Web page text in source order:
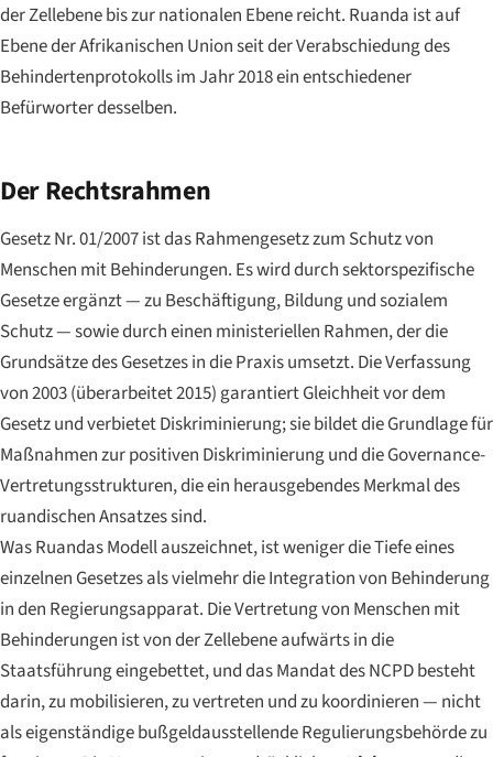
der Zellebene bis zur nationalen Ebene reicht. Ruanda ist auf
Ebene der Afrikanischen Union seit der Verabschiedung des
Behindertenprotokolls im Jahr 2018 ein entschiedener
Befürworter desselben.
Der Rechtsrahmen
Gesetz Nr. 01/2007 ist das Rahmengesetz zum Schutz von
Menschen mit Behinderungen. Es wird durch sektorspezifische
Gesetze ergänzt — zu Beschäftigung, Bildung und sozialem
Schutz — sowie durch einen ministeriellen Rahmen, der die
Grundsätze des Gesetzes in die Praxis umsetzt. Die Verfassung
von 2003 (überarbeitet 2015) garantiert Gleichheit vor dem
Gesetz und verbietet Diskriminierung; sie bildet die Grundlage für
Maßnahmen zur positiven Diskriminierung und die Governance-
Vertretungsstrukturen, die ein herausgebendes Merkmal des
ruandischen Ansatzes sind.
Was Ruandas Modell auszeichnet, ist weniger die Tiefe eines
einzelnen Gesetzes als vielmehr die Integration von Behinderung
in den Regierungsapparat. Die Vertretung von Menschen mit
Behinderungen ist von der Zellebene aufwärts in die
Staatsführung eingebettet, und das Mandat des NCPD besteht
darin, zu mobilisieren, zu vertreten und zu koordinieren — nicht
als eigenständige bußgeldausstellende Regulierungsbehörde zu